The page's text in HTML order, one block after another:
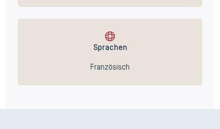
Sprachen
Französisch